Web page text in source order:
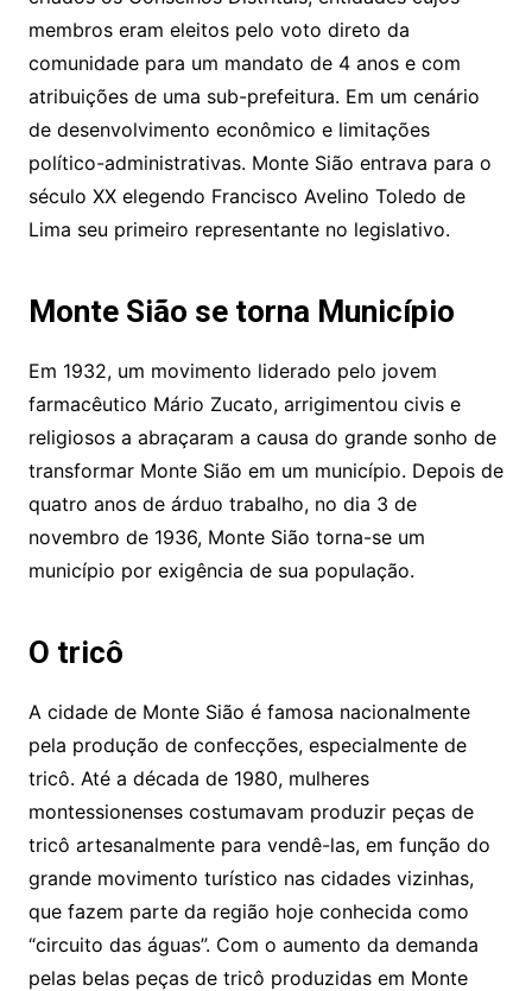
membros eram eleitos pelo voto direto da
comunidade para um mandato de 4 anos e com
atribuições de uma sub-prefeitura. Em um cenário
de desenvolvimento econômico e limitações
político-administrativas. Monte Sião entrava para o
século XX elegendo Francisco Avelino Toledo de
Lima seu primeiro representante no legislativo.
Monte Sião se torna Município
Em 1932, um movimento liderado pelo jovem
farmacêutico Mário Zucato, arrigimentou civis e
religiosos a abraçaram a causa do grande sonho de
transformar Monte Sião em um município. Depois de
quatro anos de árduo trabalho, no dia 3 de
novembro de 1936, Monte Sião torna-se um
município por exigência de sua população.
O tricô
A cidade de Monte Sião é famosa nacionalmente
pela produção de confecções, especialmente de
tricô. Até a década de 1980, mulheres
montessionenses costumavam produzir peças de
tricô artesanalmente para vendê-las, em função do
grande movimento turístico nas cidades vizinhas,
que fazem parte da região hoje conhecida como
“circuito das águas”. Com o aumento da demanda
pelas belas peças de tricô produzidas em Monte